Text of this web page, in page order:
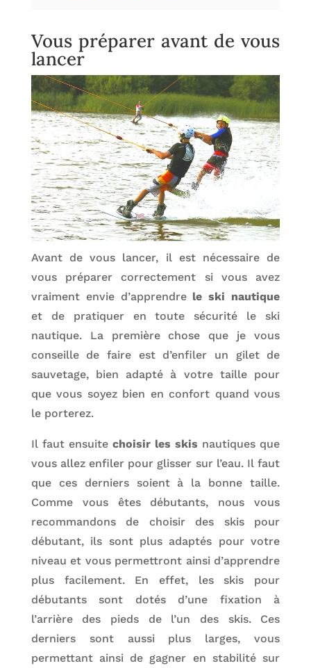
Vous préparer avant de vous
lancer
Avant de vous lancer, il est nécessaire de
vous préparer correctement si vous avez
vraiment envie d’apprendre le ski nautique
et de pratiquer en toute sécurité le ski
nautique. La première chose que je vous
conseille de faire est d’enfiler un gilet de
sauvetage, bien adapté à votre taille pour
que vous soyez bien en confort quand vous
le porterez.
Il faut ensuite choisir les skis nautiques que
vous allez enfiler pour glisser sur l’eau. Il faut
que ces derniers soient à la bonne taille.
Comme vous êtes débutants, nous vous
recommandons de choisir des skis pour
débutant, ils sont plus adaptés pour votre
niveau et vous permettront ainsi d’apprendre
plus facilement. En effet, les skis pour
débutants sont dotés d’une fixation à
l’arrière des pieds de l’un des skis. Ces
derniers sont aussi plus larges, vous
permettant ainsi de gagner en stabilité sur